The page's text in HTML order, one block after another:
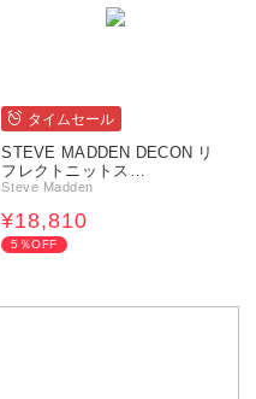
タイムセール
STEVE MADDEN DECON リ
フレクトニットス…
Steve Madden
¥18,810
5％OFF